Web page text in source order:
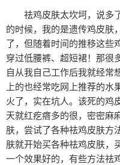
祛鸡皮肤太坎坷，说多
的时候，我的是遗传鸡皮肤
了，但随着时间的推移这些
穿过低腰裤、超短裙！那很
自从我自己工作后我就经常
上的也经常吃网上推荐的
火了，实在坑人。该死的鸡
天就红疙瘩多的很，密密麻
肤，尝试了各种祛鸡皮肤方
肤就开始买各种祛鸡皮肤，
一个效果好的，有些方法祛